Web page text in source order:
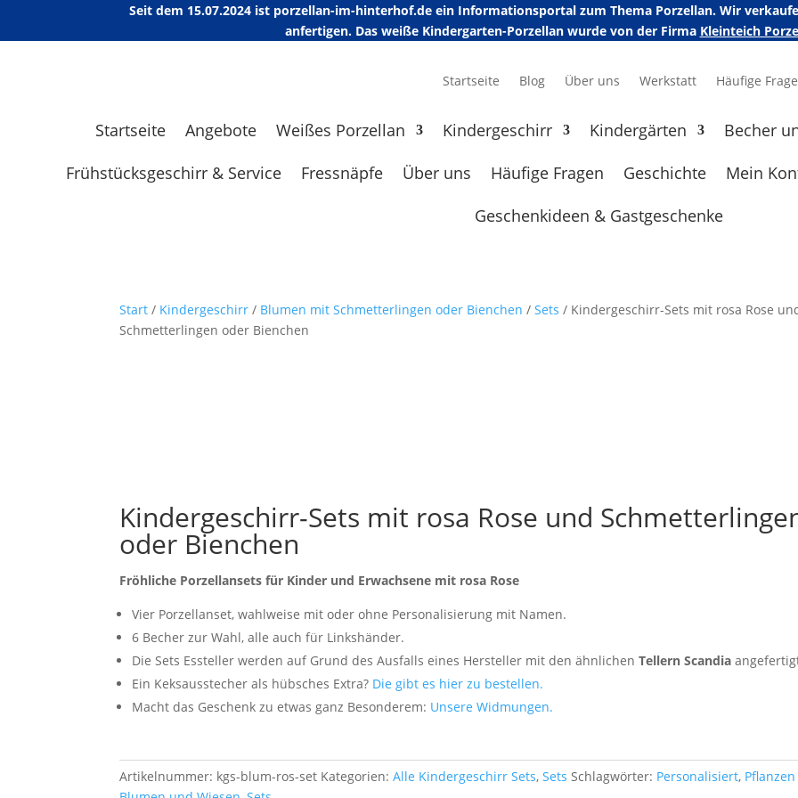
Seit dem 15.07.2024 ist porzellan-im-hinterhof.de ein Informationsportal zum Thema Porzellan. Wir
anfertigen. Das weiße Kindergarten-Porzellan wurde von der Firma Kleinteich
Startseite Blog Über uns Werkstatt Häufige
Startseite Angebote Weißes Porzellan Kindergeschirr Kindergärten
Becher
Frühstücksgeschirr & Service
Fressnäpfe Über uns Häufige Fragen Geschichte
Mein
Geschenkideen & Gastgeschenke
Start / Kindergeschirr / Blumen mit Schmetterlingen oder Bienchen /Sets / Kindergeschirr-Sets mit rosa Rose
Schmetterlingen oder Bienchen
Kindergeschirr-Sets mit rosa Rose und
oder Bienchen
Fröhliche Porzellansets für Kinder und Erwachsene mit rosa Rose
Vier Porzellanset, wahlweise mit oder ohne Personalisierung mit Namen.
6 Becher zur Wahl, alle auch für Linkshänder.
Die Sets Essteller werden auf Grund des Ausfalls eines Hersteller mit den ähnlichenTellern Scandia
Ein Keksausstecher als hübsches Extra? Die gibt es hier zu bestellen.
Macht das Geschenk zu etwas ganz Besonderem: Unsere Widmungen.
Artikelnummer: kgs-blum-ros-set Kategorien:Alle Kindergeschirr Sets,Sets Schlagwörter: Personalisiert, Pflanzen